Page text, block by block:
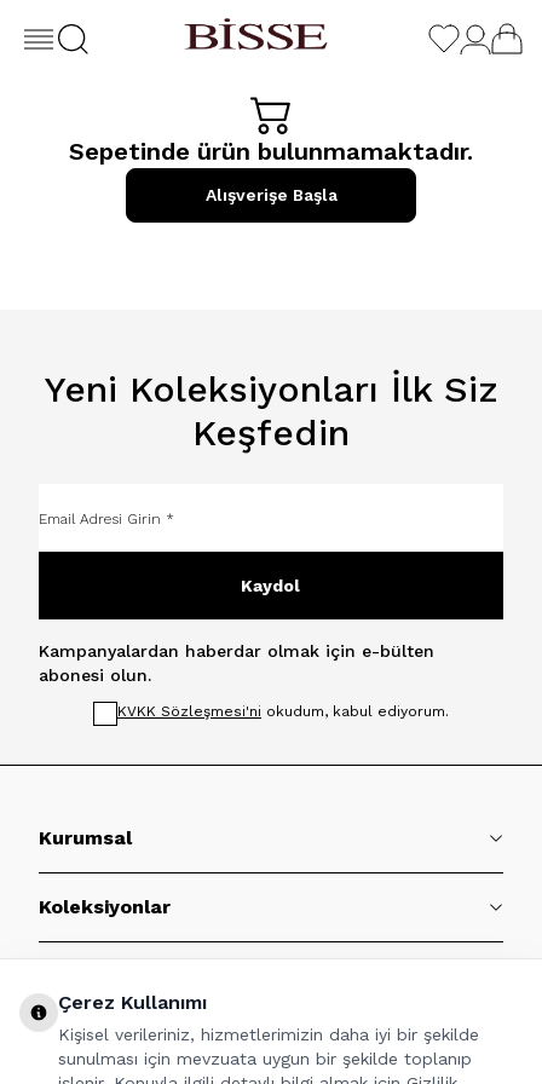
Sepetinde ürün bulunmamaktadır.
Alışverişe Başla
Yeni Koleksiyonları İlk Siz
Keşfedin
Kaydol
Kampanyalardan haberdar olmak için e-bülten
abonesi olun.
KVKK Sözleşmesi'ni okudum, kabul ediyorum.
Kurumsal
Koleksiyonlar
Sözleşmeler
Çerez Kullanımı
Kişisel verileriniz, hizmetlerimizin daha iyi bir şekilde
sunulması için mevzuata uygun bir şekilde toplanıp